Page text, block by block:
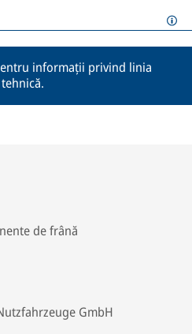
informații privind linia
de frână
GmbH